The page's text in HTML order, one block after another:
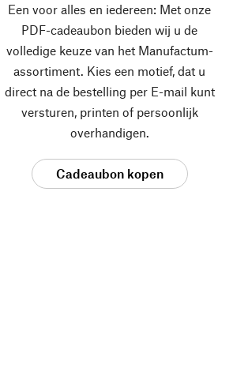
Een voor alles en iedereen: Met onze
PDF-cadeaubon bieden wij u de
volledige keuze van het Manufactum-
assortiment. Kies een motief, dat u
direct na de bestelling per E-mail kunt
versturen, printen of persoonlijk
overhandigen.
Cadeaubon kopen